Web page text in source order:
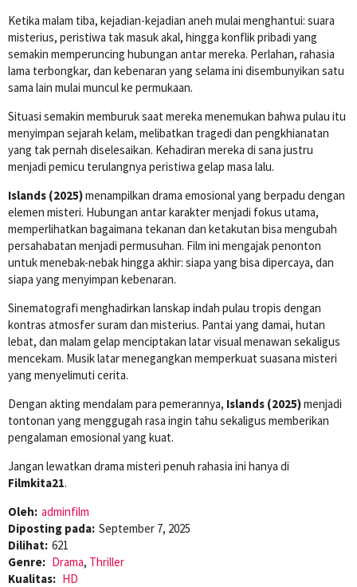
Ketika malam tiba, kejadian-kejadian aneh mulai menghantui: suara
misterius, peristiwa tak masuk akal, hingga konflik pribadi yang
semakin memperuncing hubungan antar mereka. Perlahan, rahasia
lama terbongkar, dan kebenaran yang selama ini disembunyikan satu
sama lain mulai muncul ke permukaan.
Situasi semakin memburuk saat mereka menemukan bahwa pulau itu
menyimpan sejarah kelam, melibatkan tragedi dan pengkhianatan
yang tak pernah diselesaikan. Kehadiran mereka di sana justru
menjadi pemicu terulangnya peristiwa gelap masa lalu.
Islands (2025)menampilkan drama emosional yang berpadu dengan
elemen misteri. Hubungan antar karakter menjadi fokus utama,
memperlihatkan bagaimana tekanan dan ketakutan bisa mengubah
persahabatan menjadi permusuhan. Film ini mengajak penonton
untuk menebak-nebak hingga akhir: siapa yang bisa dipercaya, dan
siapa yang menyimpan kebenaran.
Sinematografi menghadirkan lanskap indah pulau tropis dengan
kontras atmosfer suram dan misterius. Pantai yang damai, hutan
lebat, dan malam gelap menciptakan latar visual menawan sekaligus
mencekam. Musik latar menegangkan memperkuat suasana misteri
yang menyelimuti cerita.
Dengan akting mendalam para pemerannya, Islands (2025)menjadi
tontonan yang menggugah rasa ingin tahu sekaligus memberikan
pengalaman emosional yang kuat.
Jangan lewatkan drama misteri penuh rahasia ini hanya di
Filmkita21.
Oleh: adminfilm
Diposting pada: September 7, 2025
Dilihat: 621
Genre: Drama, Thriller
Kualitas: HD